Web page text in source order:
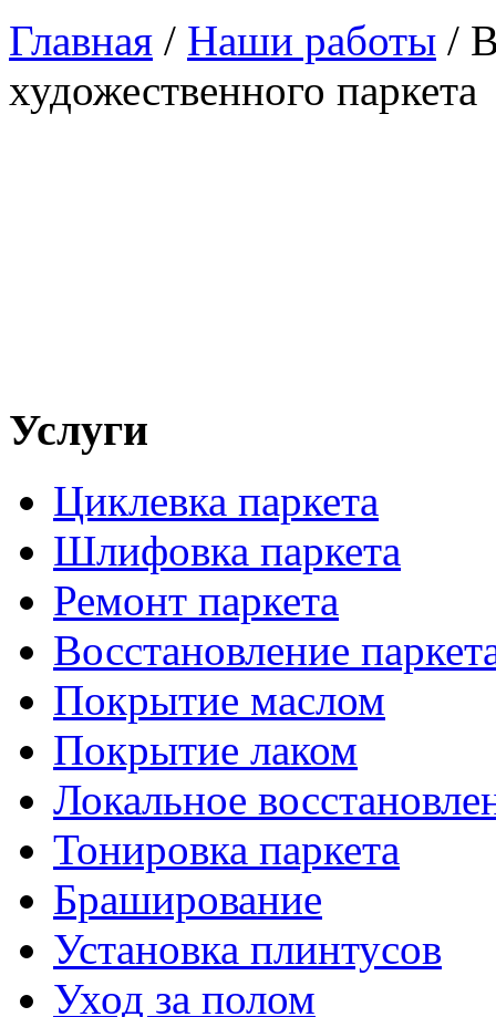
Главная / Наши работы /
художественного паркета
Услуги
Циклевка паркета
Шлифовка паркета
Ремонт паркета
Восстановление
Покрытие маслом
Покрытие лаком
Локальное
Тонировка паркета
Браширование
Установка плинтусов
Уход за полом